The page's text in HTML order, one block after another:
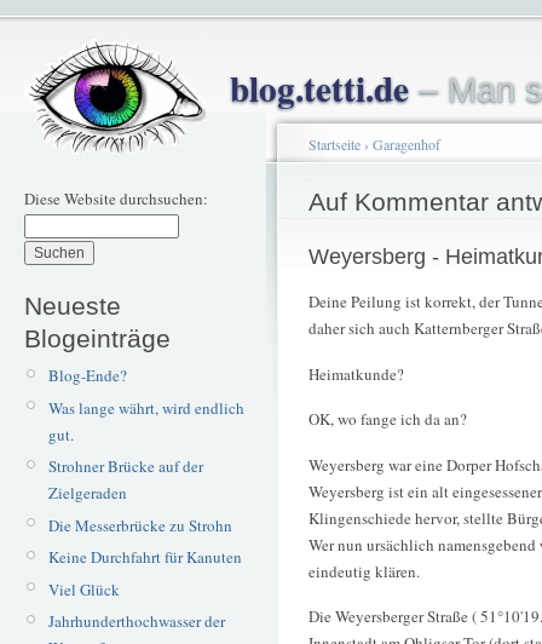
blog.tetti.de– Man
Diese Website durchsuchen:
Neueste
Blogeinträge
Blog-Ende?
Was lange währt, wird endlich
gut.
Strohner Brücke auf der
Zielgeraden
Die Messerbrücke zu Strohn
Keine Durchfahrt für Kanuten
Viel Glück
Jahrhunderthochwasser der
Startseite› Garagenhof
Auf Kommentar
Weyersberg -
Deine Peilung ist korrekt, der
daher sich auch Katternberger
Heimatkunde?
OK, wo fange ich da an?
Weyersberg war eine Dorper
Weyersberg ist ein alt
Klingenschiede hervor, stellte
Wer nun ursächlich
eindeutig klären.
Die Weyersberger Straße (